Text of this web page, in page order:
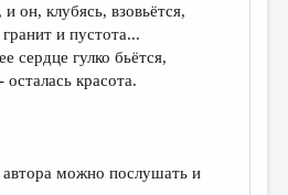
он, клубясь, взовьётся,
и пустота...
сердце гулко бьётся,
красота.
можно послушать и